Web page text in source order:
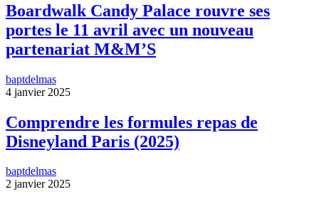
Boardwalk Candy Palace rouvre ses
portes le 11 avril avec un nouveau
partenariat M&M’S
baptdelmas
4 janvier 2025
Comprendre les formules repas de
Disneyland Paris (2025)
baptdelmas
2 janvier 2025